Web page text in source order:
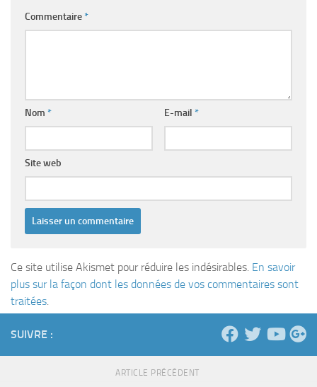
Commentaire*
Nom * E-mail *
Site web
Ce site utilise Akismet pour réduire les indésirables. En savoir
plus sur la façon dont les données de vos commentaires sont
traitées.
SUIVRE :
ARTICLE PRÉCÉDENT